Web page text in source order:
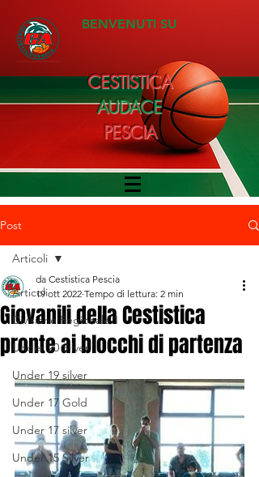
BENVENUTI SU
CESTISTICA
AUDACE
PESCIA
Post
Articoli
Divisione Regionale 1
Under 20 Silver
Under 19 silver
Under 17 Gold
Under 17 silver
Under 15 Silver
Articoli
Giovanili della Cestistica
pronte ai blocchi di partenza
da Cestistica Pescia
19 ott 2022 Tempo di lettura: 2 min